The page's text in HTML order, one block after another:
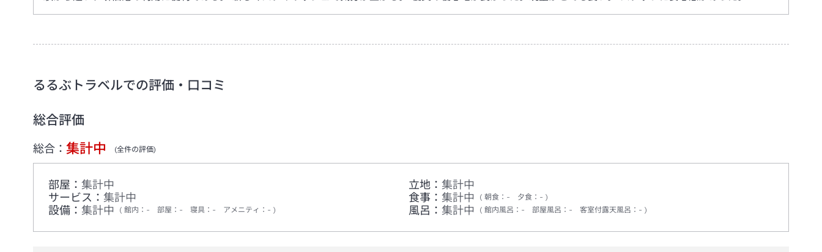
るるぶトラベルでの評価・口コミ
総合評価
総合： 集計中 (全件の評価)
部屋： 集計中 立地： 集計中
サービス： 集計中 食事： 集計中 朝食 ： - 夕食 ： -
設備： 集計中 館内 ： - 部屋 ： - 寝具 ： - アメニティ ： - 風呂： 集計中 館内風呂 ： - 部屋風呂 ： - 客室付露天風呂 ： -